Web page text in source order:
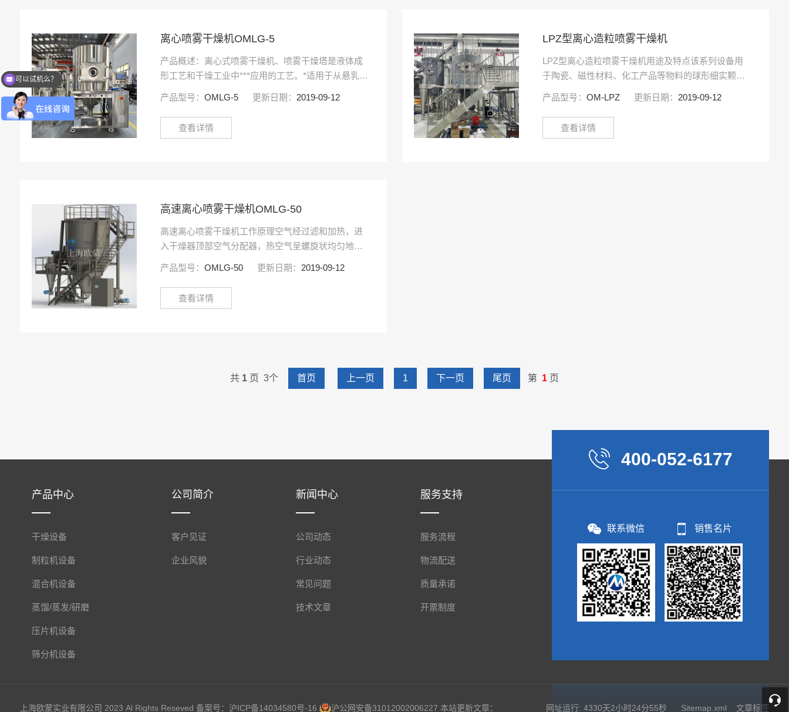
离心喷雾干燥机OMLG-5
产品概述：离心式喷雾干燥机、喷雾干燥塔是液体成
形工艺和干燥工业中***应用的工艺。*适用于从悬乳
固体产品。因此，当成品的颗粒大小分布、残留水份
含量、堆积密···
产品型号： OMLG-5 更新日期： 2019-09-12
查看详情
LPZ型离心造粒喷雾干燥机
LPZ型离心造粒喷雾干燥机用途及特点该系列设备用
于陶瓷、磁性材料、化工产品等物料的球形细实颗粒
锆、碳化硅、碳化钨等**颗粒要求的物料，其粒度分
布可以调整到分···
产品型号： OM-LPZ 更新日期： 2019-09-12
查看详情
高速离心喷雾干燥机OMLG-50
高速离心喷雾干燥机工作原理空气经过滤和加热，进
入干燥器顶部空气分配器，热空气呈螺旋状均匀地进
喷雾成极细微的雾状液珠，与热空气并流接触在极短
的时间内可干···
产品型号： OMLG-50 更新日期： 2019-09-12
查看详情
共 1页 3个 首页 上一页 1 下一页 尾页 第 1页
产品中心
干燥设备
制粒机设备
混合机设备
蒸馏/蒸发/研磨
压片机设备
筛分机设备
公司简介
客户见证
企业风貌
新闻中心
公司动态
行业动态
常见问题
技术文章
服务支持
服务流程
物流配送
质量承诺
开票制度
400-052-6177
联系微信 销售名片
上海欧蒙实业有限公司 2023 Al Rights Reseved 备案号： 沪ICP备14034580号-16 沪公网安备31012002006227 本站更新文章： 网址运行: 4330天2小时24分55秒 Sitemap.xml 文章标签
可以试机么？